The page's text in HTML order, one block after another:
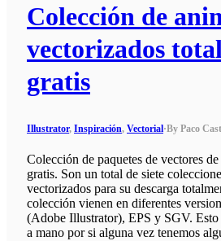
Colección de
vectorizados
gratis
Illustrator, Inspiración, Vectorial·By Paco
Colección de paquetes de vectores
gratis. Son un total de siete
vectorizados para su descarga
colección vienen en diferentes
(Adobe Illustrator), EPS y SGV.
a mano por si alguna vez tenemos